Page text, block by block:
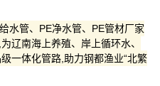
水管、PE净水管、PE管材厂家
辽南海上养殖、岸上循环水、
一体化管路,助力钢都渔业“北繁